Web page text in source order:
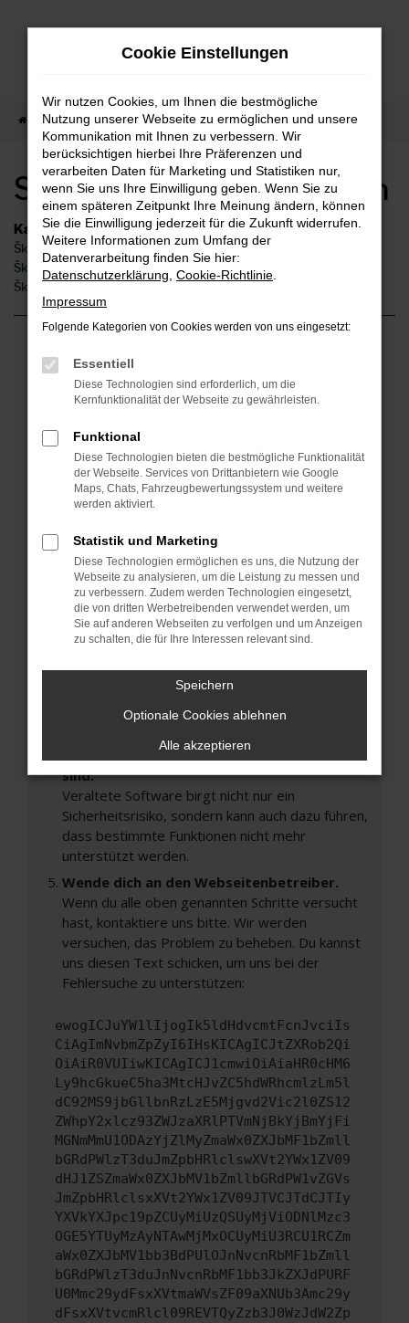
Zum
Startseite Winnenden Škoda Skoda Superb Winnenden
Skoda Superb Winnenden
Kategorie
Škoda Superb Gebrauchtwagen Winnenden
Škoda Superb Winnenden
Škoda Superb Neuwagen Winnenden
Fehler: Network Error
Beim Laden ist ein Fehler aufgetreten.
Überprüfe deine Firewall und deine
Internetverbindung.
Laden andere Webseiten, zum Beispiel deine
Suchmaschine?
Prüfe deine Browsererweiterungen.
Manche Erweiterungen, wie Werbeblocker,
können das Laden bestimmter Seiten
verhindern. Funktioniert die Seite in einem
anderen Browser oder in einem privaten
Fenster?
Starte dein Gerät neu.
Das kann manchmal helfen, vorübergehende
Probleme zu beheben.
Betriebssystem auf dem neuesten Stand
sind.
Veraltete Software birgt nicht nur ein
Sicherheitsrisiko, sondern kann auch dazu führen,
dass bestimmte Funktionen nicht mehr
unterstützt werden.
Wende dich an den Webseitenbetreiber.
Wenn du alle oben genannten Schritte versucht
hast, kontaktiere uns bitte. Wir werden
versuchen, das Problem zu beheben. Du kannst
uns diesen Text schicken, um uns bei der
Fehlersuche zu unterstützen:
ewogICJuYW1lIjogIk5ldHdvcmtFcnJvciIs
CiAgImNvbmZpZyI6IHsKICAgICJtZXRob2Qi
OiAiR0VUIiwKICAgICJ1cmwiOiAiaHR0cHM6
Ly9hcGkueC5ha3MtcHJvZC5hdWRhcmlzLm5l
dC92MS9jbGllbnRzLzE5Mjgvd2Vic2l0ZS12
ZWhpY2xlcz93ZWJzaXRlPTVmNjBkYjBmYjFi
MGNmMmU1ODAzYjZlMyZmaWx0ZXJbMF1bZmll
bGRdPWlzT3duJmZpbHRlclswXVt2YWx1ZV09
dHJ1ZSZmaWx0ZXJbMV1bZmllbGRdPW1vZGVs
JmZpbHRlclsxXVt2YWx1ZV09JTVCJTdCJTIy
YXVkYXJpc19pZCUyMiUzQSUyMjViODNlMzc3
OGE5YTUyMzAyNTAwMjMxOCUyMiU3RCU1RCZm
aWx0ZXJbMV1bb3BdPUlOJnNvcnRbMF1bZmll
bGRdPWlzT3duJnNvcnRbMF1bb3JkZXJdPURF
U0Mmc29ydFsxXVtmaWVsZF09aXNUb3Amc29y
dFsxXVtvcmRlcl09REVTQyZzb3J0WzJdW2Zp
Cookie Einstellungen
Wir nutzen Cookies, um Ihnen die bestmögliche
Nutzung unserer Webseite zu ermöglichen und unsere
Kommunikation mit Ihnen zu verbessern. Wir
berücksichtigen hierbei Ihre Präferenzen und
verarbeiten Daten für Marketing und Statistiken nur,
wenn Sie uns Ihre Einwilligung geben. Wenn Sie zu
einem späteren Zeitpunkt Ihre Meinung ändern, können
Sie die Einwilligung jederzeit für die Zukunft widerrufen.
Weitere Informationen zum Umfang der
Datenverarbeitung finden Sie hier:
Datenschutzerklärung Cookie-Richtlinie
Impressum
Folgende Kategorien von Cookies werden von uns eingesetzt:
Essentiell
Diese Technologien sind erforderlich, um die
Kernfunktionalität der Webseite zu gewährleisten.
Funktional
Diese Technologien bieten die bestmögliche Funktionalität
der Webseite. Services von Drittanbietern wie Google
Maps, Chats, Fahrzeugbewertungssystem und weitere
werden aktiviert.
Statistik und Marketing
Diese Technologien ermöglichen es uns, die Nutzung der
Webseite zu analysieren, um die Leistung zu messen und
zu verbessern. Zudem werden Technologien eingesetzt,
die von dritten Werbetreibenden verwendet werden, um
Sie auf anderen Webseiten zu verfolgen und um Anzeigen
zu schalten, die für Ihre Interessen relevant sind.
Speichern
Optionale Cookies ablehnen
Alle akzeptieren